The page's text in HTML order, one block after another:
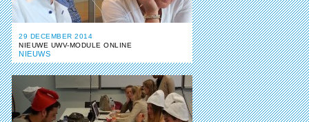
29 DECEMBER 2014
NIEUWE UWV-MODULE ONLINE
NIEUWS